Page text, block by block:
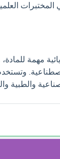
مهمة
والطبية